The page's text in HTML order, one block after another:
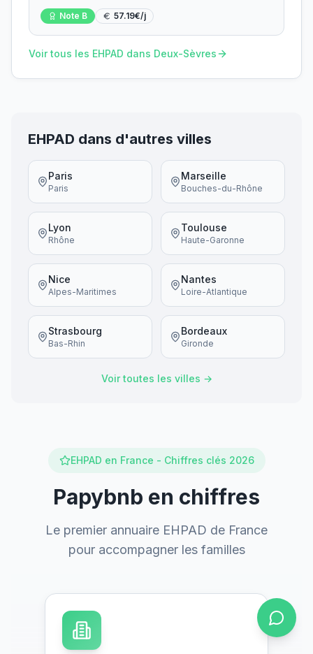
Note B 57.19€/j
Voir tous les EHPAD dans Deux-Sèvres
EHPAD dans d'autres villes
Paris
Paris
Marseille
Bouches-du-Rhône
Lyon
Rhône
Toulouse
Haute-Garonne
Nice
Alpes-Maritimes
Nantes
Loire-Atlantique
Strasbourg
Bas-Rhin
Bordeaux
Gironde
Voir toutes les villes →
EHPAD en France - Chiffres clés 2026
Papybnb en chiffres
Le premier annuaire EHPAD de France
pour accompagner les familles